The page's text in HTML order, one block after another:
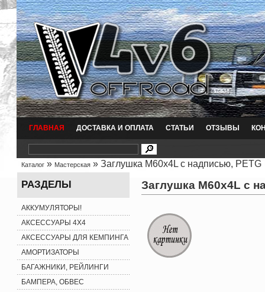
ГЛАВНАЯ ДОСТАВКА И ОПЛАТА СТАТЬИ ОТЗЫВЫ
Каталог » Мастерская » Заглушка M60x4L с надписью, PETG
РАЗДЕЛЫ
АККУМУЛЯТОРЫ!
АКСЕССУАРЫ 4X4
АКСЕССУАРЫ ДЛЯ КЕМПИНГА
АМОРТИЗАТОРЫ
БАГАЖНИКИ, РЕЙЛИНГИ
БАМПЕРА, ОБВЕС
Заглушка M60x4L с